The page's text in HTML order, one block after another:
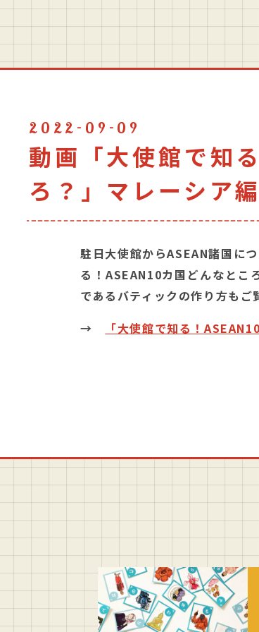
2022-09-09
動画「大使館で知
ろ？」マレーシア
駐日大使館からASEAN諸国に
る！ASEAN10カ国どんなとこ
であるバティックの作り方もご
→
「大使館で知る！